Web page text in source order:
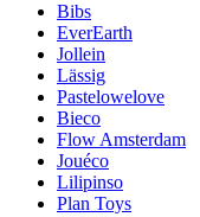
Bibs
EverEarth
Jollein
Lässig
Pastelowelove
Bieco
Flow Amsterdam
Jouéco
Lilipinso
Plan Toys